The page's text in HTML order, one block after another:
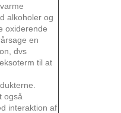
alkoholer og
oxiderende
en
dvs
til at
også
interaktion af